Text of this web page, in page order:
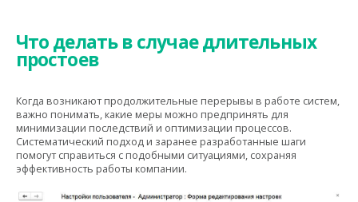
Что делать в случае длительных
простоев
Когда возникают продолжительные перерывы в работе систем,
важно понимать, какие меры можно предпринять для
минимизации последствий и оптимизации процессов.
Систематический подход и заранее разработанные шаги
помогут справиться с подобными ситуациями, сохраняя
эффективность работы компании.